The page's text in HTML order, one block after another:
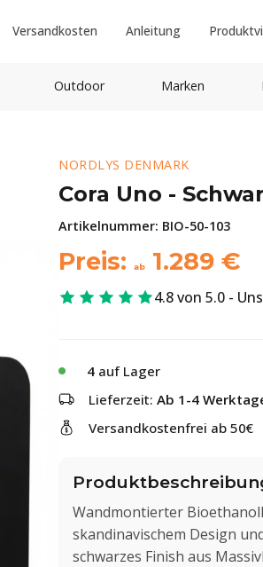
Versandkosten Anleitung
Outdoor Marken
NORDLYS DENMARK
Cora Uno -
Artikelnummer: BIO-50-103
Preis: ab 1.289 €
4.8 von 5.0 -
4 auf Lager
Lieferzeit: Ab 1-4
Versandkostenfrei ab 50€
Wandmontierter
skandinavischem Design
schwarzes Finish aus